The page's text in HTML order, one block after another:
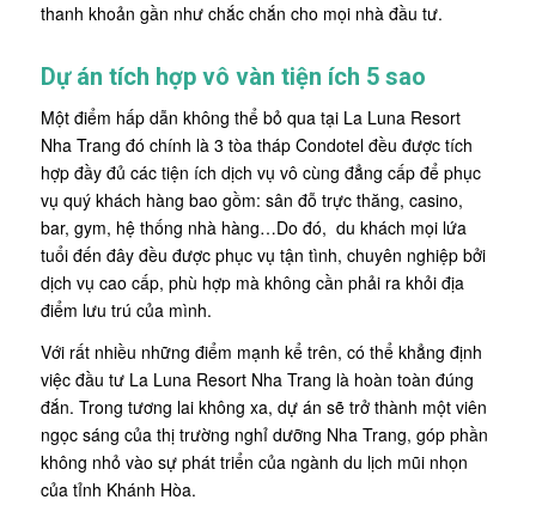
thanh khoản gần như chắc chắn cho mọi nhà đầu tư.
Dự án tích hợp vô vàn tiện ích 5 sao
Một điểm hấp dẫn không thể bỏ qua tại La Luna Resort
Nha Trang đó chính là 3 tòa tháp Condotel đều được tích
hợp đầy đủ các tiện ích dịch vụ vô cùng đẳng cấp để phục
vụ quý khách hàng bao gồm: sân đỗ trực thăng, casino,
bar, gym, hệ thống nhà hàng…Do đó, du khách mọi lứa
tuổi đến đây đều được phục vụ tận tình, chuyên nghiệp bởi
dịch vụ cao cấp, phù hợp mà không cần phải ra khỏi địa
điểm lưu trú của mình.
Với rất nhiều những điểm mạnh kể trên, có thể khẳng định
việc đầu tư La Luna Resort Nha Trang là hoàn toàn đúng
đắn. Trong tương lai không xa, dự án sẽ trở thành một viên
ngọc sáng của thị trường nghỉ dưỡng Nha Trang, góp phần
không nhỏ vào sự phát triển của ngành du lịch mũi nhọn
của tỉnh Khánh Hòa.